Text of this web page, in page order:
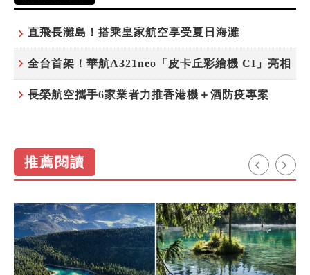
直飛長灘島！搭乘皇家航空享受夏日海灘
全台首架！華航A321neo「皮卡丘彩繪機 CI」亮相
長榮航空攜手6家業者力推香港機＋酒防疫專案
推薦閱讀